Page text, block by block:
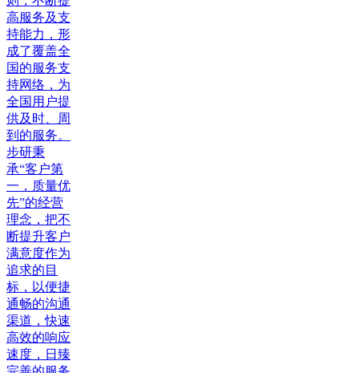
高服务及支
持能力，形
成了覆盖全
国的服务支
持网络，为
全国用户提
供及时、周
到的服务。
步研秉
承“客户第
一，质量优
先”的经营
理念，把不
断提升客户
满意度作为
追求的目
标，以便捷
通畅的沟通
渠道，快速
高效的响应
速度，日臻